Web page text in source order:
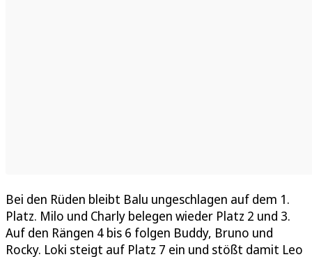
Bei den Rüden bleibt Balu ungeschlagen auf dem 1.
Platz. Milo und Charly belegen wieder Platz 2 und 3.
Auf den Rängen 4 bis 6 folgen Buddy, Bruno und
Rocky. Loki steigt auf Platz 7 ein und stößt damit Leo